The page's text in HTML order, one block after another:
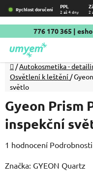
Přejít
na
obsah
Rychlost doručení PPL
2 až 4 dny 2
776 170 365 |
Domů
/Autokosmetika -
Osvětlení k leštění /
světlo
Gyeon Prism
inspekční
Průměrné
produktu
1 hodnocení
Značka: GYEON Quartz